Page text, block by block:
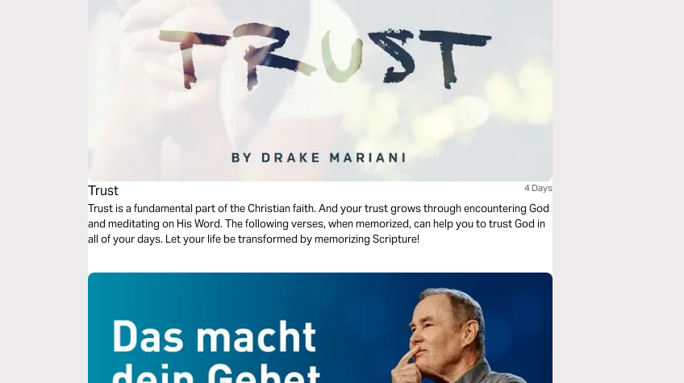
Trust 4 Days
Trust is a fundamental part of the Christian faith. And your trust grows through encountering God
and meditating on His Word. The following verses, when memorized, can help you to trust God in
all of your days. Let your life be transformed by memorizing Scripture!